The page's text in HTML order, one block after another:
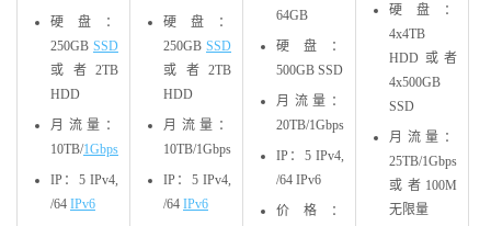
硬盘：
250GB SSD
或者2TB
HDD
月流量：
10TB/1Gbps
IP：5 IPv4,
/64 IPv6
硬盘：
250GB SSD
或者2TB
HDD
月流量：
10TB/1Gbps
IP：5 IPv4,
/64 IPv6
64GB
硬盘：
500GB SSD
月流量：
20TB/1Gbps
IP：5 IPv4,
/64 IPv6
价格：
硬盘：
4x4TB
HDD或者
4x500GB
SSD
月流量：
25TB/1Gbps
或者100M
无限量